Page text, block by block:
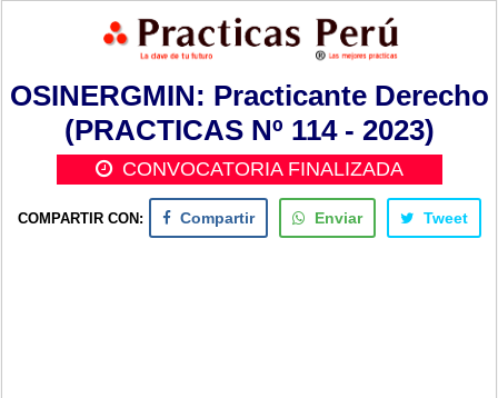
OSINERGMIN: Practicante Derecho
(PRACTICAS Nº 114 - 2023)
CONVOCATORIA FINALIZADA
COMPARTIR CON: Compartir Enviar Tweet